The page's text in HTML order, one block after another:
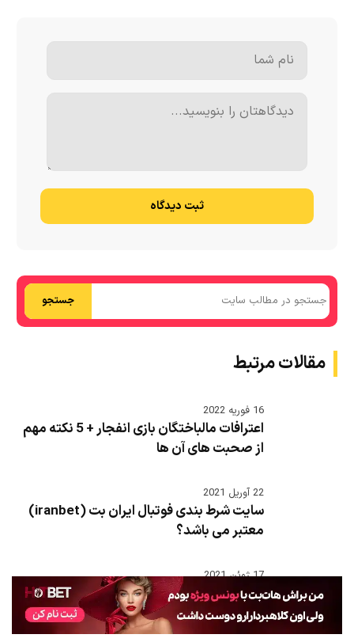
ثبت دیدگاه
جستجو
مقالات مرتبط
16 فوریه 2022
اعترافات مالباختگان بازی انفجار + 5 نکته مهم
از صحبت های آن ها
22 آوریل 2021
سایت شرط بندی فوتبال ایران بت (iranbet)
معتبر می باشد؟
17 ژوئن 2021
لیست خوانندگان آمریکایی معروف که در سال
2021 درخشیده اند